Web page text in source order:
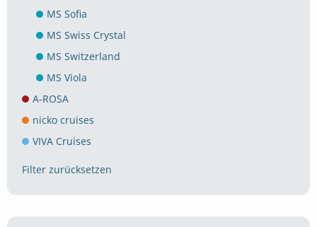
MS Sofia
MS Swiss Crystal
MS Switzerland
MS Viola
A-ROSA
nicko cruises
VIVA Cruises
Filter zurücksetzen